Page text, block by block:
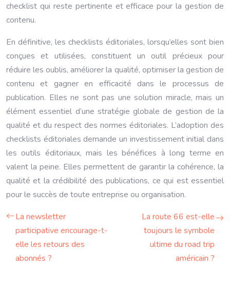
checklist qui reste pertinente et efficace pour la gestion de
contenu.
En définitive, les checklists éditoriales, lorsqu’elles sont bien
conçues et utilisées, constituent un outil précieux pour
réduire les oublis, améliorer la qualité, optimiser la gestion de
contenu et gagner en efficacité dans le processus de
publication. Elles ne sont pas une solution miracle, mais un
élément essentiel d’une stratégie globale de gestion de la
qualité et du respect des normes éditoriales. L’adoption des
checklists éditoriales demande un investissement initial dans
les outils éditoriaux, mais les bénéfices à long terme en
valent la peine. Elles permettent de garantir la cohérence, la
qualité et la crédibilité des publications, ce qui est essentiel
pour le succès de toute entreprise ou organisation.
La newsletter
participative encourage-t-
elle les retours des
abonnés ?
La route 66 est-elle
toujours le symbole
ultime du road trip
américain ?